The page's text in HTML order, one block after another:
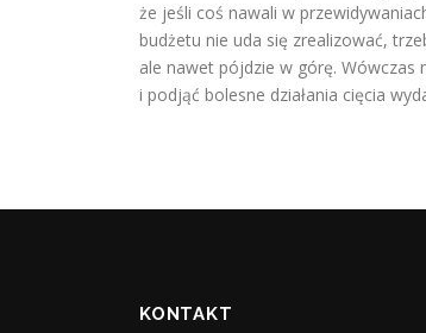
że jeśli coś nawali w
budżetu nie uda się zrealizować,
ale nawet pójdzie w górę. Wówczas
i podjąć bolesne działania cięcia
KONTAKT